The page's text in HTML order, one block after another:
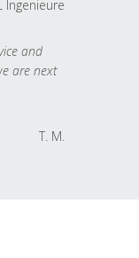
Ingenieure
and
are next
T. M.